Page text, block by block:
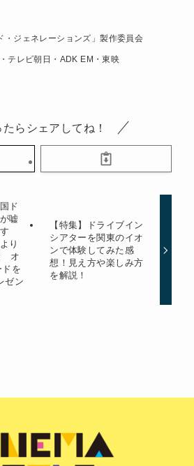
ジェネレーションズ」製作委員会
テレビ朝日・ADK EM・東映
たらシェアしてね！
ド
嘘
り
オ
ドを
ゼン
【特集】ドライブイン
シアターを関東のイオ
ンで体験してみた感
想！見え方や楽しみ方
を解説！